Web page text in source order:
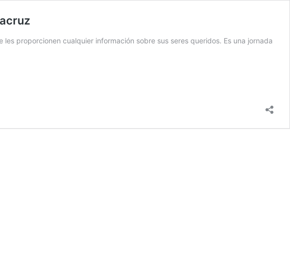
proporcionen cualquier información sobre sus seres queridos. Es una jornada